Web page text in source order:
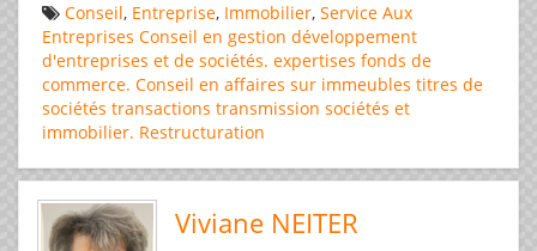
Conseil, Entreprise, Immobilier, Service Aux
Entreprises Conseil en gestion développement
d'entreprises et de sociétés. expertises fonds de
commerce. Conseil en affaires sur immeubles titres de
sociétés transactions transmission sociétés et
immobilier. Restructuration
Viviane NEITER